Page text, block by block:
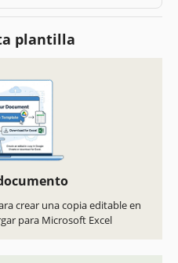
plantilla
crear una copia editable en
para Microsoft Excel